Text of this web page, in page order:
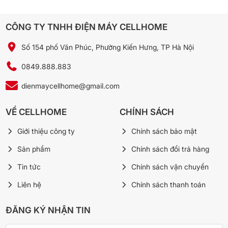
Giá dễ tiếp cận hơn trong dòng máy âm trần LG
Công suất 3HP linh hoạt cho phòng dưới 50m²
Gas R32, Inverter tiết kiệm điện
Đang giảm giá so với niêm yết tại Cellhome
✘ Nhược điểm (nói thật)
Cần thi công âm trần chuyên nghiệp, chi phí lắp
đặt tính riêng
Công suất tiêu thụ điện, nguồn điện và xuất xứ cụ
thể chưa được công bố thống nhất
công suất cao hơn để đảm bảo hiệu quả làm lạnh
CÔNG TY TNHH ĐIỆN MÁY CELLHOME
Số 154 phố Văn Phúc, Phường Kiến Hưng, TP Hà Nội
0849.888.883
dienmaycellhome@gmail.com
VỀ CELLHOME
Giới thiệu công ty
Sản phẩm
Tin tức
Liên hệ
CHÍNH SÁCH
Chính sách bảo mật
Chính sách đổi trả hàng
Chính sách vận chuyển
Chính sách thanh toán
ĐĂNG KÝ NHẬN TIN